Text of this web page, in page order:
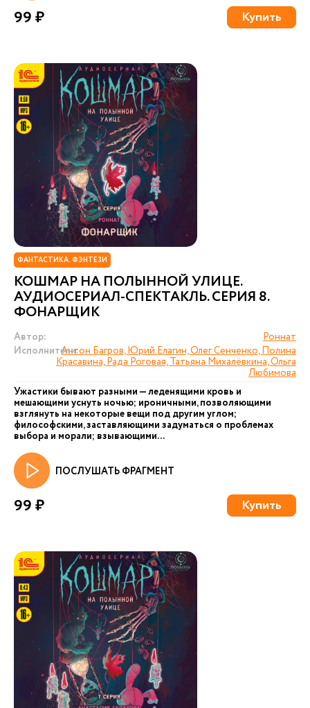
99 ₽ Купить
ФАНТАСТИКА. ФЭНТЕЗИ
КОШМАР НА ПОЛЫННОЙ УЛИЦЕ.
АУДИОСЕРИАЛ-СПЕКТАКЛЬ. СЕРИЯ 8.
ФОНАРЩИК
Автор:
Роннат
Исполнители:Антон Багров, Юрий Елагин, Олег Сенченко, Полина
Красавина, Рада Роговая, Татьяна Михалёвкина, Ольга
Любимова
Ужастики бывают разными — леденящими кровь и
мешающими уснуть ночью; ироничными, позволяющими
взглянуть на некоторые вещи под другим углом;
философскими, заставляющими задуматься о проблемах
выбора и морали; взывающими...
ПОСЛУШАТЬ ФРАГМЕНТ
99 ₽ Купить